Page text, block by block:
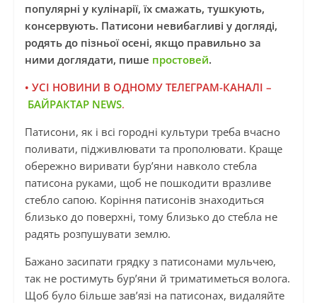
популярні у кулінарії, їх смажать, тушкують,
консервують. Патисони невибагливі у догляді,
родять до пізньої осені, якщо правильно за
ними доглядати, пише простовей.
• УСІ НОВИНИ В ОДНОМУ ТЕЛЕГРАМ-КАНАЛІ –
БАЙРАКТАР NEWS.
Патисони, як і всі городні культури треба вчасно
поливати, підживлювати та прополювати. Краще
обережно виривати бур’яни навколо стебла
патисона руками, щоб не пошкодити вразливе
стебло сапою. Коріння патисонів знаходиться
близько до поверхні, тому близько до стебла не
радять розпушувати землю.
Бажано засипати грядку з патисонами мульчею,
так не ростимуть бур’яни й триматиметься волога.
Щоб було більше зав’язі на патисонах, видаляйте